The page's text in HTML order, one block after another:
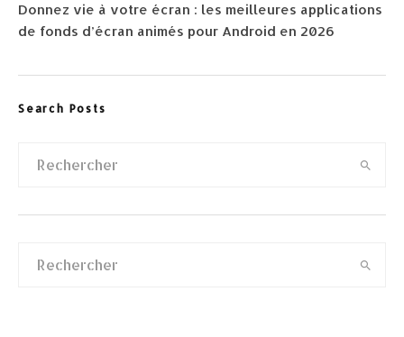
Donnez vie à votre écran : les meilleures applications
de fonds d’écran animés pour Android en 2026
Search Posts